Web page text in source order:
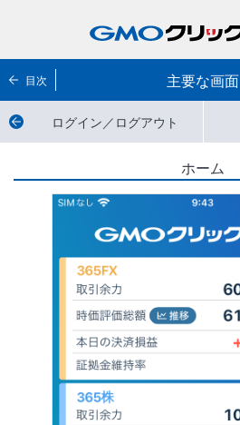
主要な画面
目次
ログイン／ログアウト
ホーム